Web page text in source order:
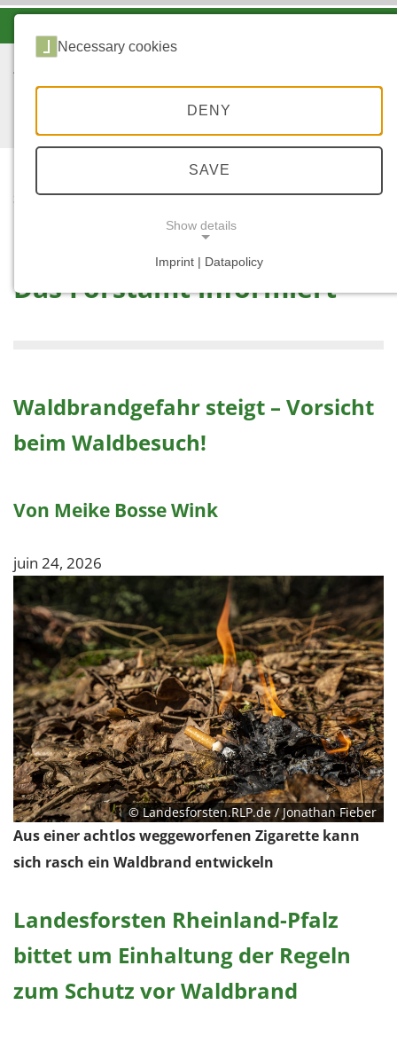
STARTSEITE
...
Das Forstamt informiert
Waldbrandgefahr steigt – Vorsicht
beim Waldbesuch!
Von Meike Bosse Wink
juin 24, 2026
© Landesforsten.RLP.de / Jonathan Fieber
Aus einer achtlos weggeworfenen Zigarette kann
sich rasch ein Waldbrand entwickeln
Landesforsten Rheinland-Pfalz
bittet um Einhaltung der Regeln
zum Schutz vor Waldbrand
Necessary cookies
DENY
SAVE
Show details
Imprint | Datapolicy